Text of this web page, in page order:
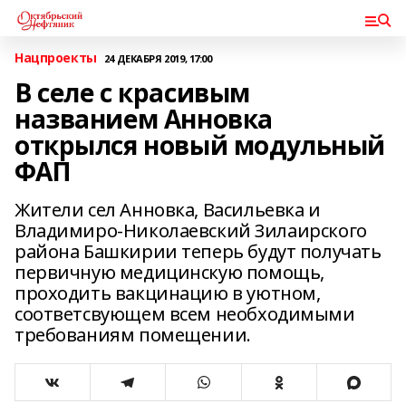
Нацпроекты 24 ДЕКАБРЯ 2019, 17:00
В селе с красивым
названием Анновка
открылся новый модульный
ФАП
Жители сел Анновка, Васильевка и
Владимиро-Николаевский Зилаирского
района Башкирии теперь будут получать
первичную медицинскую помощь,
проходить вакцинацию в уютном,
соответсвующем всем необходимыми
требованиям помещении.